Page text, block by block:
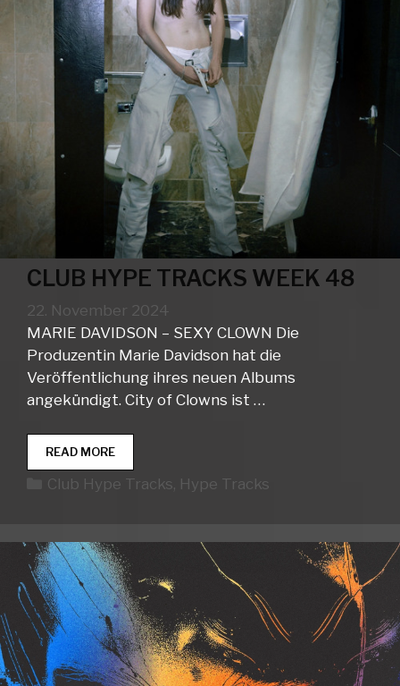
CLUB HYPE TRACKS WEEK 48
22. November 2024
MARIE DAVIDSON – SEXY CLOWN Die
Produzentin Marie Davidson hat die
Veröffentlichung ihres neuen Albums
angekündigt. City of Clowns ist …
READ MORECLUB
HYPE
TRACKS
Kategorien
Club Hype Tracks, Hype Tracks